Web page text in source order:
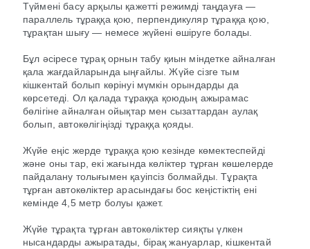
Түймені басу арқылы қажетті режимді таңдауға —
параллель тұраққа қою, перпендикуляр тұраққа қою,
тұрақтан шығу — немесе жүйені өшіруге болады.
Бұл әсіресе тұрақ орнын табу қиын міндетке айналған
қала жағдайларында ыңғайлы. Жүйе сізге тым
кішкентай болып көрінуі мүмкін орындарды да
көрсетеді. Ол қалада тұраққа қоюдың ажырамас
бөлігіне айналған ойықтар мен сызаттардан аулақ
болып, автокөлігіңізді тұраққа қояды.
Жүйе еңіс жерде тұраққа қою кезінде көмектеспейді
және оны тар, екі жағында көліктер тұрған көшелерде
пайдалану толығымен қауіпсіз болмайды. Тұрақта
тұрған автокөліктер арасындағы бос кеңістіктің ені
кемінде 4,5 метр болуы қажет.
Жүйе тұрақта тұрған автокөліктер сияқты үлкен
нысандарды ажыратады, бірақ жануарлар, кішкентай